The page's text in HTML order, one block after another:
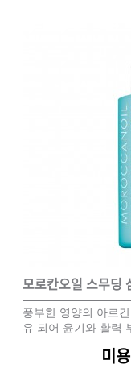
헤어 레
모로칸오일 스무딩
풍부한 영양의 아르
유 되어 윤기와 활력
미